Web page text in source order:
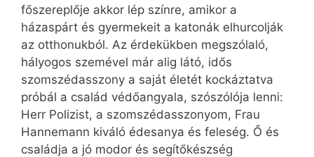
főszereplője akkor lép színre, amikor a
házaspárt és gyermekeit a katonák elhurcolják
az otthonukból. Az érdekükben megszólaló,
hályogos szemével már alig látó, idős
szomszédasszony a saját életét kockáztatva
próbál a család védőangyala, szószólója lenni:
Herr Polizist, a szomszédasszonyom, Frau
Hannemann kiváló édesanya és feleség. Ő és
családja a jó modor és segítőkészség